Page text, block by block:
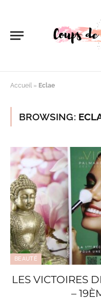
Accueil » Eclae
BROWSING:
BEAUTÉ
LES VICTOIRES
–